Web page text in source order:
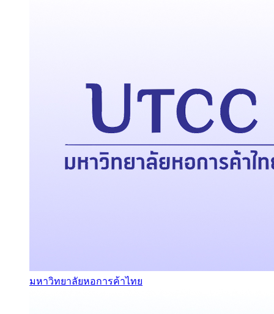
มหาวิทยาลัยหอการค้าไทย